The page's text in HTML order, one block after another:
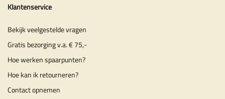
Klantenservice
Bekijk veelgestelde vragen
Gratis bezorging v.a. € 75,-
Hoe werken spaarpunten?
Hoe kan ik retourneren?
Contact opnemen